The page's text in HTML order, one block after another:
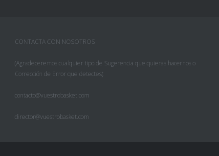
CONTACTA CON NOSOTROS
(Agradeceremos cualquier tipo de Sugerencia que quieras hacernos o
Corrección de Error que detectes):
contacto@vuestrobasket.com
director@vuestrobasket.com